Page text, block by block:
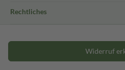
Rechtliches
Widerruf